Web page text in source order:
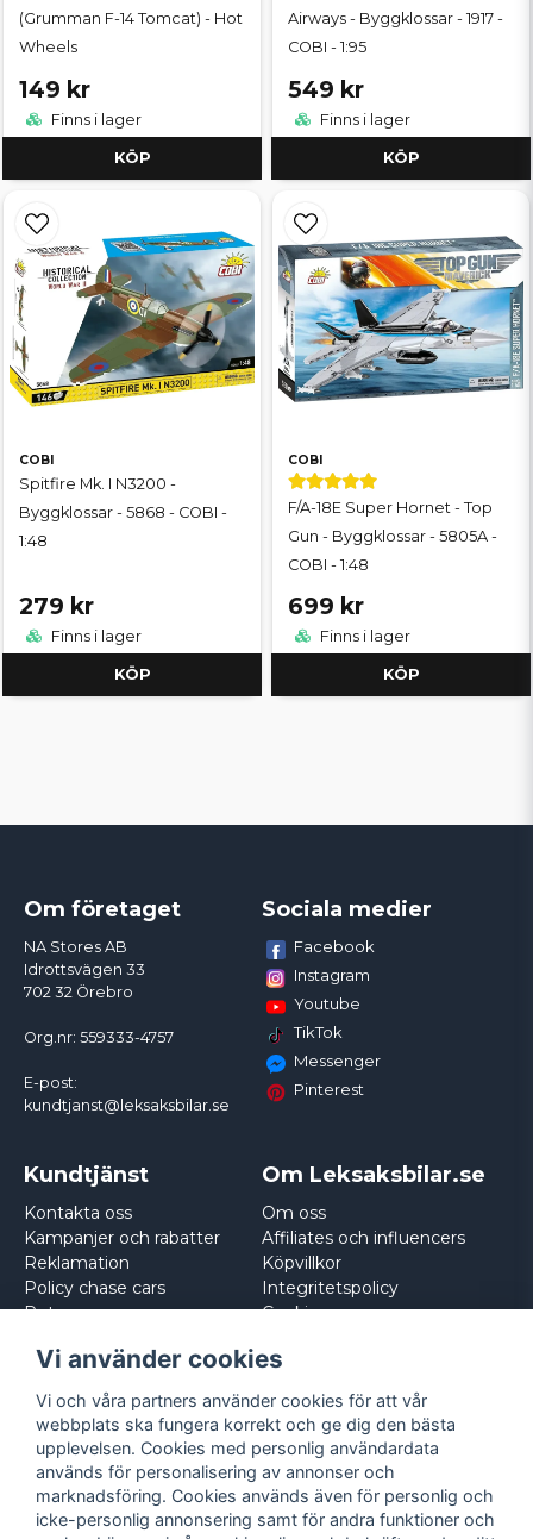
(Grumman F-14 Tomcat) - Hot
Wheels
149 kr
Finns i lager
KÖP
Airways - Byggklossar - 1917 -
COBI - 1:95
549 kr
Finns i lager
KÖP
COBI
Spitfire Mk. I N3200 -
Byggklossar - 5868 - COBI -
1:48
279 kr
Finns i lager
KÖP
COBI
F/A-18E Super Hornet - Top
Gun - Byggklossar - 5805A -
COBI - 1:48
699 kr
Finns i lager
KÖP
Om företaget
NA Stores AB
Idrottsvägen 33
702 32 Örebro
Org.nr: 559333-4757
E-post:
kundtjanst@leksaksbilar.se
Sociala medier
Facebook
Instagram
Youtube
TikTok
Messenger
Pinterest
Kundtjänst
Kontakta oss
Kampanjer och rabatter
Reklamation
Policy chase cars
Returnera
Om Leksaksbilar.se
Om oss
Affiliates och influencers
Köpvillkor
Integritetspolicy
Cookies
Vi använder cookies
Vi och våra partners använder cookies för att vår
webbplats ska fungera korrekt och ge dig den bästa
upplevelsen. Cookies med personlig användardata
används för personalisering av annonser och
marknadsföring. Cookies används även för personlig och
icke-personlig annonsering samt för andra funktioner och